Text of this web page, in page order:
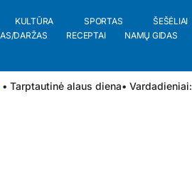
KULTŪRA SPORTAS ŠEŠĖLIAI
DARŽAS RECEPTAI NAMŲ GIDAS
• Tarptautinė alaus diena• Vardadieniai: